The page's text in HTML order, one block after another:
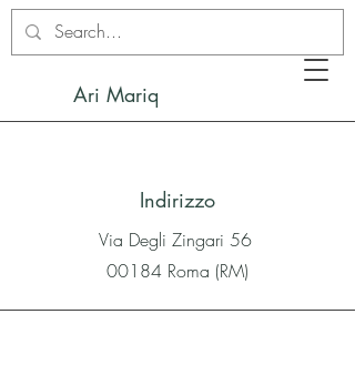
Ari Mariq
Indirizzo
Via Degli Zingari 56
00184 Roma (RM)